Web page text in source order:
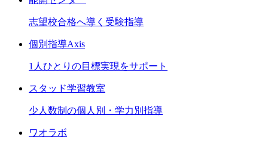
志望校合格へ導く受験指導
個別指導Axis
1人ひとりの目標実現をサポート
スタッド学習教室
少人数制の個人別・学力別指導
ワオラボ